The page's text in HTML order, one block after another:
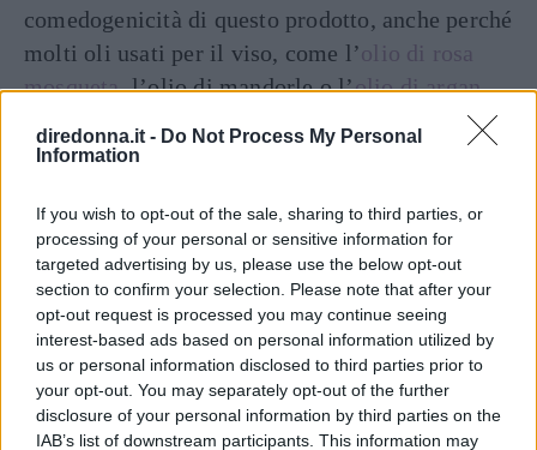
diredonna.it - Do Not Process My Personal
Information
If you wish to opt-out of the sale, sharing to third parties, or
processing of your personal or sensitive information for
targeted advertising by us, please use the below opt-out
section to confirm your selection. Please note that after your
opt-out request is processed you may continue seeing
interest-based ads based on personal information utilized by
us or personal information disclosed to third parties prior to
your opt-out. You may separately opt-out of the further
disclosure of your personal information by third parties on the
IAB’s list of downstream participants. This information may
comedogenicità di questo prodotto, anche perché
molti oli usati per il viso, come l’olio di rosa
mosqueta, l’olio di mandorle o l’olio di argan
comedogenica.
Inoltre, è interessante notare che la formazione
di punti neri non dipende solo dai prodotti
cosmetici, ma anche da altri fattori primo fra
tutti l’alimentazione.
Articolo originale pubblicato il 4 aprile 2022